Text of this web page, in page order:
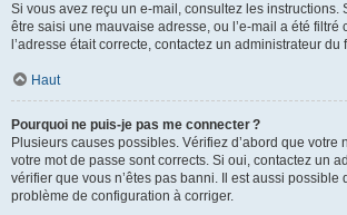
Si vous avez reçu un e-mail, consultez les instructions.
être saisi une mauvaise adresse, ou l’e-mail a été filtré
l’adresse était correcte, contactez un administrateur du
Haut
Pourquoi ne puis-je pas me connecter ?
Plusieurs causes possibles. Vérifiez d’abord que votre
votre mot de passe sont corrects. Si oui, contactez un
vérifier que vous n’êtes pas banni. Il est aussi possible
problème de configuration à corriger.